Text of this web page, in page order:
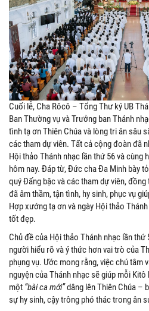
Cuối lễ, Cha Rôcô – Tổng Thư ký UB
Ban Thường vụ và Trưởng ban Thánh
tình tạ ơn Thiên Chúa và lòng tri ân sâu
các tham dự viên. Tất cả cộng đoàn đã
Hội thảo Thánh nhạc lần thứ 56 và cùng
hôm nay. Đáp từ, Đức cha Đa Minh bày
quý Đấng bậc và các tham dự viên,
đã âm thầm, tận tình, hy sinh, phục vụ
Hợp xướng tạ ơn và ngày Hội thảo
tốt đẹp.
Chủ đề của Hội thảo Thánh nhạc lần
người hiểu rõ và ý thức hơn vai trò của
phụng vụ. Ước mong rằng, việc chú tâm
nguyện của Thánh nhạc sẽ giúp mỗi
một “bài ca mới”dâng lên Thiên Chúa –
sự hy sinh, cậy trông phó thác trong ân